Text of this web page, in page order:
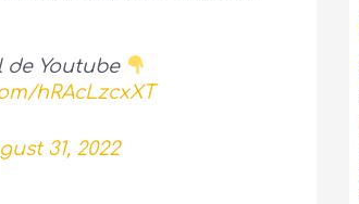
de Youtube
hRAcLzcxXT
31, 2022